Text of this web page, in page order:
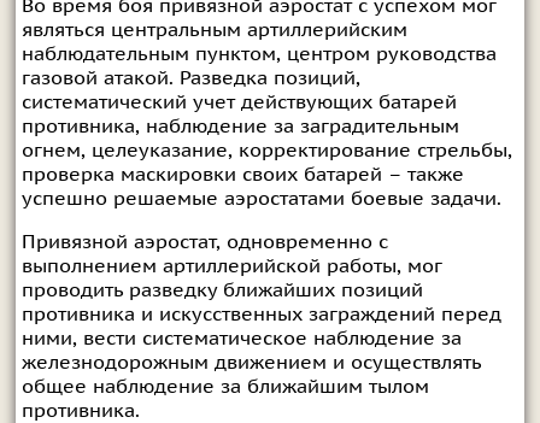
Во время боя привязной аэростат с успехом мог
являться центральным артиллерийским
наблюдательным пунктом, центром руководства
газовой атакой. Разведка позиций,
систематический учет действующих батарей
противника, наблюдение за заградительным
огнем, целеуказание, корректирование стрельбы,
проверка маскировки своих батарей – также
успешно решаемые аэростатами боевые задачи.
Привязной аэростат, одновременно с
выполнением артиллерийской работы, мог
проводить разведку ближайших позиций
противника и искусственных заграждений перед
ними, вести систематическое наблюдение за
железнодорожным движением и осуществлять
общее наблюдение за ближайшим тылом
противника.